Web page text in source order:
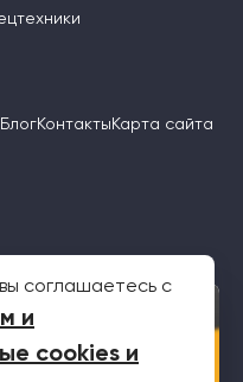
БлогКонтакты Карта сайта
соглашаетесь с
и
cookies и